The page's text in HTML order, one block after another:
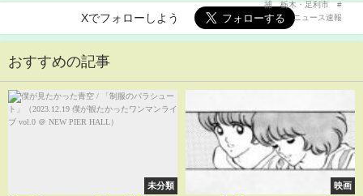
Xでフォローしよう
おすすめの記事
未分類 映画